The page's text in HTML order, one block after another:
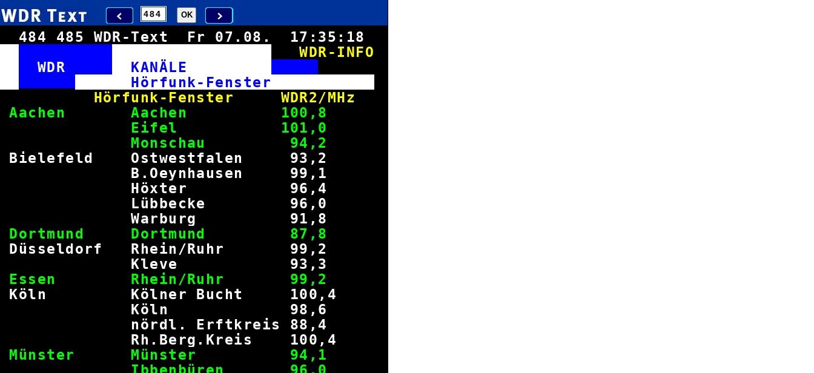
484 485 WDR-Text Fr 07.08. 17:35:19
WDR-INFO
WDR
KANÄLE
Hörfunk-Fenster
Hörfunk-Fenster WDR2/MHz
Aachen Aachen 100 ,8
Eifel 101 ,0
Monschau 94,2
Bielefeld Ostwestfalen 93,2
B.Oeynhausen 99,1
Höxter 96,4
Lübbecke 96,0
Warburg 91,8
Dortmund Dortmund 87,8
Düsseldorf Rhein/Ruhr 99,2
Kleve 93,3
Essen Rhein/Ruhr 99,2
Köln Kölner Bucht 100 ,4
Köln 98,6
nördl. Erftkreis 88,4
Rh.Berg.Kreis 100 ,4
Münster Münster 94,1
Ibbenbüren 96,0